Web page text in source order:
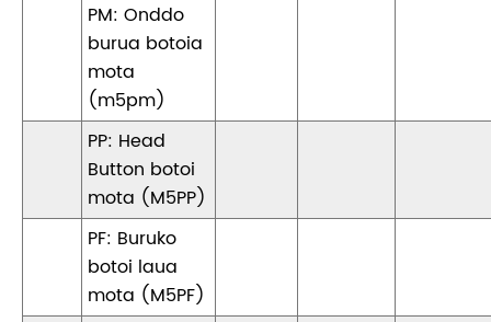
PM: Onddo
burua botoia
mota
(m5pm)
PP: Head
Button botoi
mota (M5PP)
PF: Buruko
botoi laua
mota (M5PF)